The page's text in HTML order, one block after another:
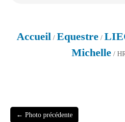
Accueil / Equestre/
Michelle/
← Photo précédente